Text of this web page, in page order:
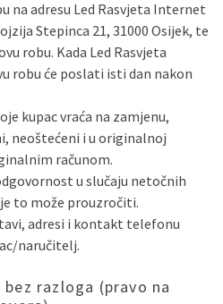
na adresu Led Rasvjeta Internet
Stepinca 21, 31000 Osijek, te
robu. Kada Led Rasvjeta
robu će poslati isti dan nakon
kupac vraća na zamjenu,
neoštećeni i u originalnoj
računom.
u slučaju netočnih
to može prouzročiti.
adresi i kontakt telefonu
naručitelj.
razloga (pravo na